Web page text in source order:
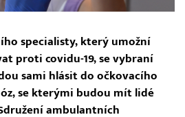
specialisty, který umožní
proti covidu-19, se vybraní
sami hlásit do očkovacího
se kterými budou mít lidé
ambulantních